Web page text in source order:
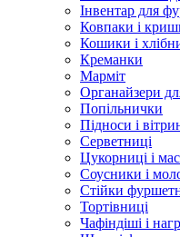
Інвентар для
Ковпаки і
Кошики і
Креманки
Марміт
Органайзери
Попільнички
Підноси і
Серветниці
Цукорниці і
Соусники і
Стійки
Тортівниці
Чафіндіші і